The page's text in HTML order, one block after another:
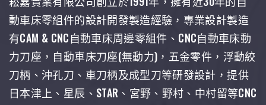
動車床零組件的設計開發製造經驗，專業設計製造
有CAM & CNC自動車床周邊零組件、CNC自動車床動
力刀座，自動車床刀座(無動力)，五金零件，浮動絞
刀柄、沖孔刀、車刀柄及成型刀等研發設計，提供
日本津上、星辰、STAR、宮野、野村、中村留等CNC